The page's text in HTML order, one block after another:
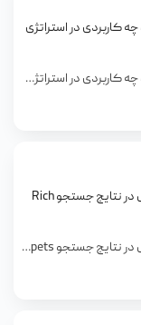
کاربردی در استراتژی
چرخه عمر محتوا چیست و چه کاربردی در استراتژی محتوا دارد؟ در دنیای امروز، تولید محتوا برای وب‌سایت‌ها و شبکه‌های اجتماعی بسیار مهم و حیاتی است. بااین‌حال، این محتواها همانند هر محصول دیگری، دارای چرخه عمر مخصوص به خود هستند. از زمان انتشار تا زمان انقضا، این چرخه عمر محتوا به شکل گسترده‌ای متفاوت است […]
اسنیپت های جدید گوگل در نتایج جستجو Rich
اسنیپت های جدید گوگل در نتایج جستجو Rich snippets اسنیپت های گوگل به اطلاعات اضافی که در نتایج جستجوی گوگل به کاربران نشان داده می شود می گویند که سه نوع از آنها را در این مقاله به شما معرفی می نمایم. همانطور که در تصویر بالا مشاهده می نماید و با سه فلش به […]